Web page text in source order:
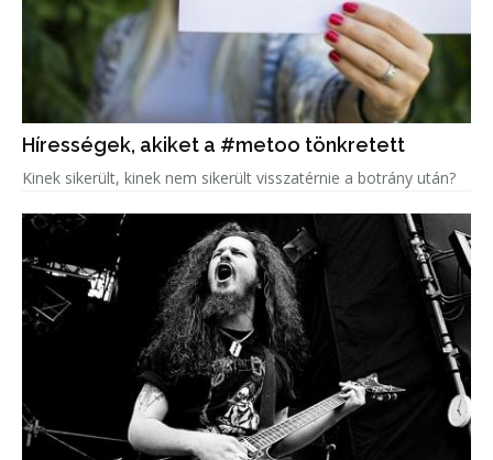
Hírességek, akiket a #metoo tönkretett
Kinek sikerült, kinek nem sikerült visszatérnie a botrány után?